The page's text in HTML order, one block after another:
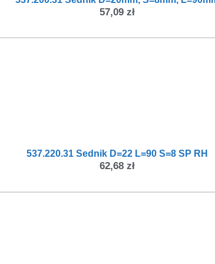
57,09 zł
537.220.31 Sednik D=22 L=90 S=8 SP RH
62,68 zł